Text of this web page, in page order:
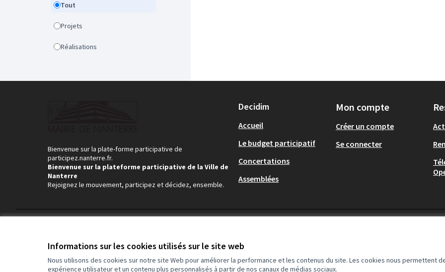
Informations sur les cookies utilisés sur le site web
Nous utilisons des cookies sur notre site Web pour améliorer la performance et les contenus du site. Les cookies nous permettent
expérience utilisateur et un contenu plus personnalisés à partir de nos canaux de médias sociaux.
Tout
Projets
Réalisations
Bienvenue sur la plate-forme participative de
participez.nanterre.fr.
Bienvenue sur la plateforme participative de la Ville de
Nanterre
Rejoignez le mouvement, participez et décidez, ensemble.
Decidim
Accueil
Le budget participatif
Concertations
Assemblées
Mon compte
Créer un compte
Se connecter